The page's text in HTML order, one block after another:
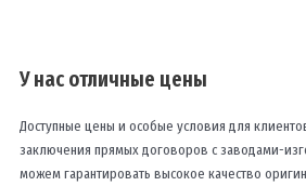
У нас отличные цены
Доступные цены и особые условия для
заключения прямых договоров с заводами-
можем гарантировать высокое качество